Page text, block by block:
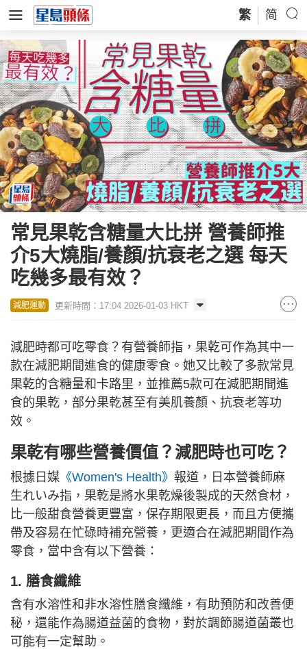
繁 简
常見果乾含糖量大比拼 營養師推
介5大燒脂/養顏/抗衰老之選 每天
吃幾多最有效？
減肥運動 更新時間：17:04 2026-01-03 HKT
減肥時都可吃零食？有營養師指，果乾可作為其中一
款在減肥期間進食的健康零食。她又比較了多款常見
果乾的含糖量和卡路里，並推薦5款可在減肥期間進
食的果乾，部分果乾甚至有美肌養顏、抗衰老等功
效。
果乾有哪些營養價值？減肥時也可吃？
根據日媒 《Women's Health》 報道，日本營養師麻
生れいみ指，果乾是將水果乾燥後製成的天然食材，
比一般甜食營養更豐富，保存期限更長，而且方便攜
帶及容易在忙碌時補充營養，更適合在減肥期間作為
零食，當中含有以下營養：
1. 膳食纖維
含有水溶性和非水溶性膳食纖維，有助預防和改善便
秘，還能作為腸道益菌的食物，對於調節腸道菌叢也
可能有一定幫助。